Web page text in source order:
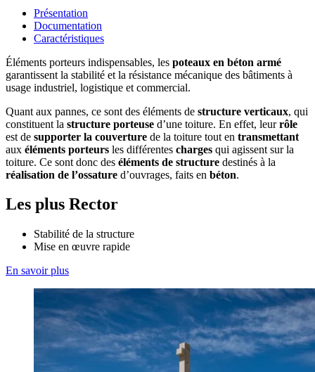
Présentation
Documentation
Caractéristiques
Éléments porteurs indispensables, les poteaux en béton armé
garantissent la stabilité et la résistance mécanique des bâtiments à
usage industriel, logistique et commercial.
Quant aux pannes, ce sont des éléments de structure verticaux, qui
constituent la structure porteuse d’une toiture. En effet, leurrôle
est de supporter la couverture de la toiture tout en transmettant
aux éléments porteurs les différentes charges qui agissent sur la
toiture. Ce sont donc des éléments de structure destinés à la
réalisation de l’ossature d’ouvrages, faits en béton.
Les plus Rector
Stabilité de la structure
Mise en œuvre rapide
En savoir plus